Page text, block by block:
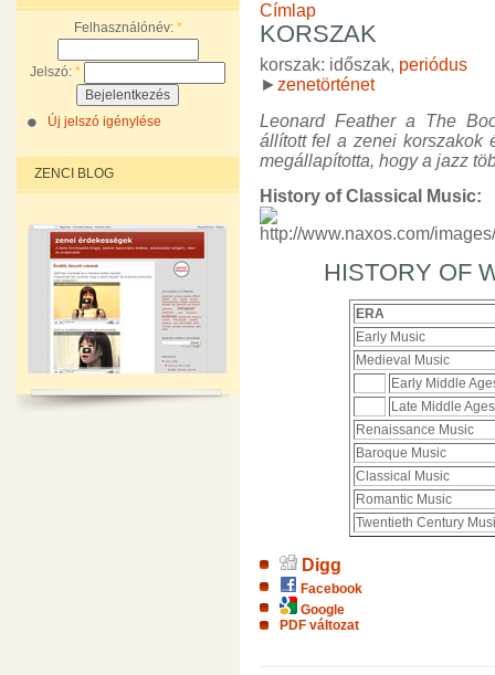
Felhasználónév: *
Jelszó: *
Új jelszó igénylése
ZENCI BLOG
Címlap
KORSZAK
korszak: időszak, periódus
► zenetörténet
Leonard Feather a The
állított fel a zenei korszakok
megállapította, hogy a jazz
History of Classical Music:
HISTORY OF
ERA
Early Music
Medieval Music
Early Middle
Late Middle Ages
Renaissance Music
Baroque Music
Classical Music
Romantic Music
Twentieth Century
Digg
Facebook
Google
PDF változat